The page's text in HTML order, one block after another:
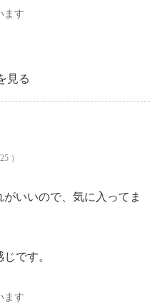
ます
見る
）
いいので、気に入ってま
です。
ます